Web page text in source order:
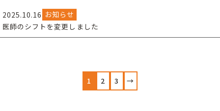
2025.10.16 お知らせ
医師のシフトを変更しました
1 2 3 →